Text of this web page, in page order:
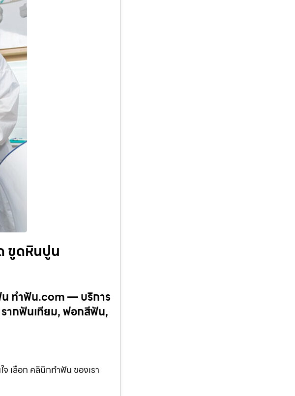
ขูดหินปูน
ทำฟัน.com — บริการ
ากฟันเทียม, ฟอกสีฟัน,
เลือก คลินิกทำฟัน ของเรา